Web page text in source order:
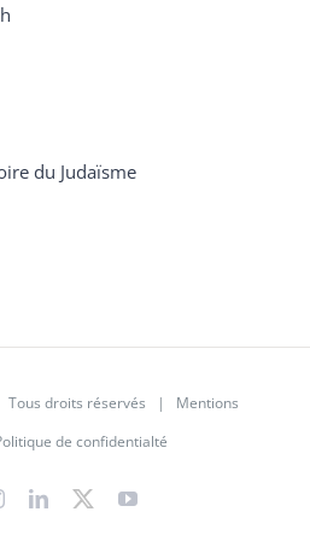
du Judaïsme
droits réservés | Mentions
de confidentialté
InstagramLinkedIn
X YouTube